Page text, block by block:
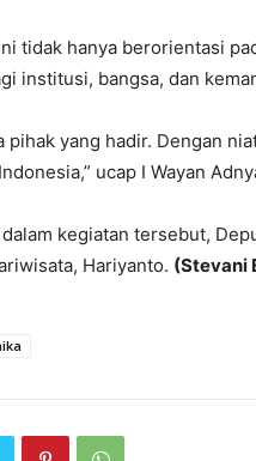
tidak hanya berorientasi
institusi, bangsa, dan
pihak yang hadir. Dengan
ucap I Wayan
kegiatan tersebut,
Hariyanto. (Stevani